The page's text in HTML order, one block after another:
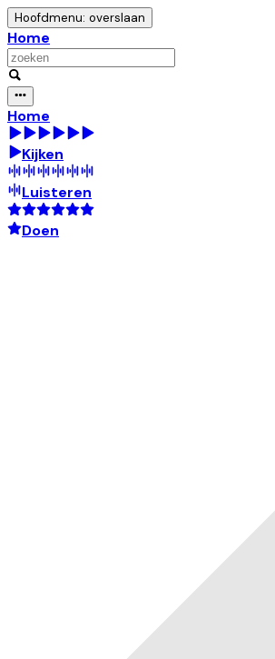
Hoofdmenu: overslaan
Home
Home
Kijken
Luisteren
Doen